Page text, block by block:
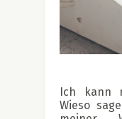
Ich kann
Wieso